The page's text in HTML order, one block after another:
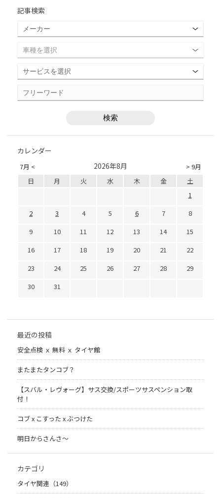
記事検索
カレンダー
7月 < > 9月
2026年8月
日 月 火 水 木 金
土
1
2
3 4 5 6 7
8
9
10 11 12 13 14
15
16
17 18 19 20 21
22
23
24 25 26 27 28
29
30
31
最近の投稿
安全点検 ｘ 無料 ｘ タイヤ館
またまたタンコブ？
【スバル・レヴォーグ】サス交換/スポーツサスペンション取
付！
コブ x こすった x ぶつけた
明日からさんさ〜
カテゴリ
タイヤ関連（149）